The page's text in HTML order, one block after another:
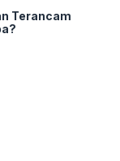
Terancam